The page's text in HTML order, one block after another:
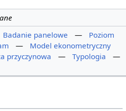
Badanie panelowe —
Poziom
—
Model ekonometryczny
przyczynowa — Typologia
—